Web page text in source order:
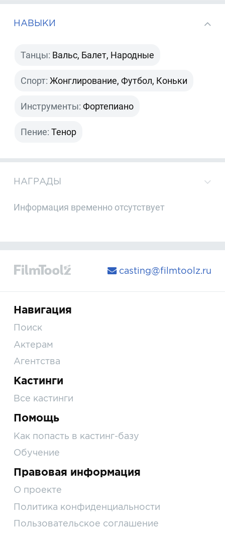
НАВЫКИ
Танцы: Вальс, Балет, Народные
Спорт: Жонглирование, Футбол, Коньки
Инструменты: Фортепиано
Пение: Тенор
НАГРАДЫ
Информация временно отсутствует
casting@filmtoolz.ru
Навигация
Поиск
Актерам
Агентства
Кастинги
Все кастинги
Помощь
Как попасть в кастинг-базу
Обучение
Правовая информация
О проекте
Политика конфиденциальности
Пользовательское соглашение